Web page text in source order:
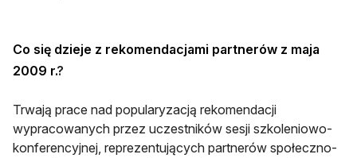
Co się dzieje z rekomendacjami partnerów z maja
2009 r.?
Trwają prace nad popularyzacją rekomendacji
wypracowanych przez uczestników sesji szkoleniowo-
konferencyjnej, reprezentujących partnerów społeczno-